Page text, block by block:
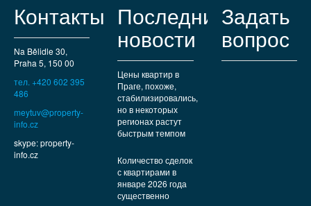
Контакты
Na Bělidle 30,
Praha 5, 150 00
тел. +420 602 395
486
meytuv@property-
info.cz
skype: property-
info.cz
Последние
новости
Цены квартир в
Праге, похоже,
стабилизировались,
но в некоторых
регионах растут
быстрым темпом
Количество сделок
с квартирами в
январе 2026 года
существенно
Задать
вопрос